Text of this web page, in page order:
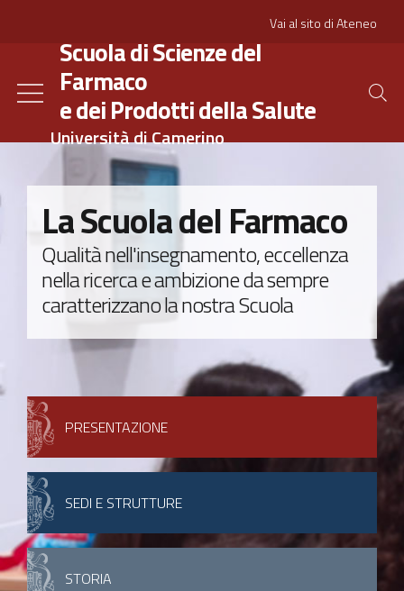
contenuto
Slim
Vai al sito di Ateneo
Scuola di Scienze del
Farmaco
e dei Prodotti della Salute
Università di Camerino
La Scuola del Farmaco
Qualità nell'insegnamento, eccellenza
nella ricerca e ambizione da sempre
caratterizzano la nostra Scuola
PRESENTAZIONE
SEDI E STRUTTURE
STORIA